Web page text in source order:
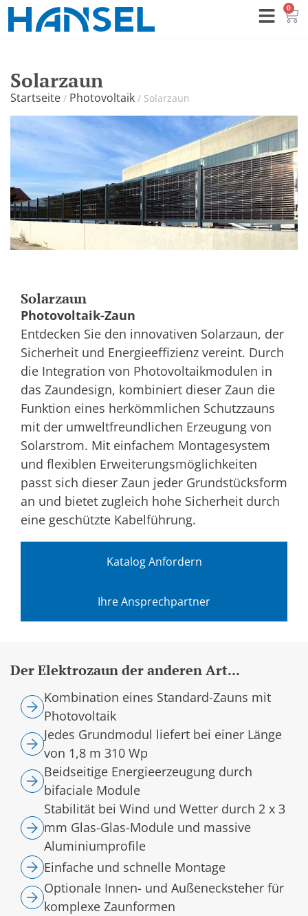
0
Solarzaun
Startseite / Photovoltaik / Solarzaun
Solarzaun
Photovoltaik-Zaun
Entdecken Sie den innovativen Solarzaun, der
Sicherheit und Energieeffizienz vereint. Durch
die Integration von Photovoltaikmodulen in
das Zaundesign, kombiniert dieser Zaun die
Funktion eines herkömmlichen Schutzzauns
mit der umweltfreundlichen Erzeugung von
Solarstrom. Mit einfachem Montagesystem
und flexiblen Erweiterungsmöglichkeiten
passt sich dieser Zaun jeder Grundstücksform
an und bietet zugleich hohe Sicherheit durch
eine geschützte Kabelführung.
Katalog Anfordern
Ihre Ansprechpartner
Der Elektrozaun der anderen Art...
Kombination eines Standard-Zauns mit
Photovoltaik
Jedes Grundmodul liefert bei einer Länge
von 1,8 m 310 Wp
Beidseitige Energieerzeugung durch
bifaciale Module
Stabilität bei Wind und Wetter durch 2 x 3
mm Glas-Glas-Module und massive
Aluminiumprofile
Einfache und schnelle Montage
Optionale Innen- und Außenecksteher für
komplexe Zaunformen